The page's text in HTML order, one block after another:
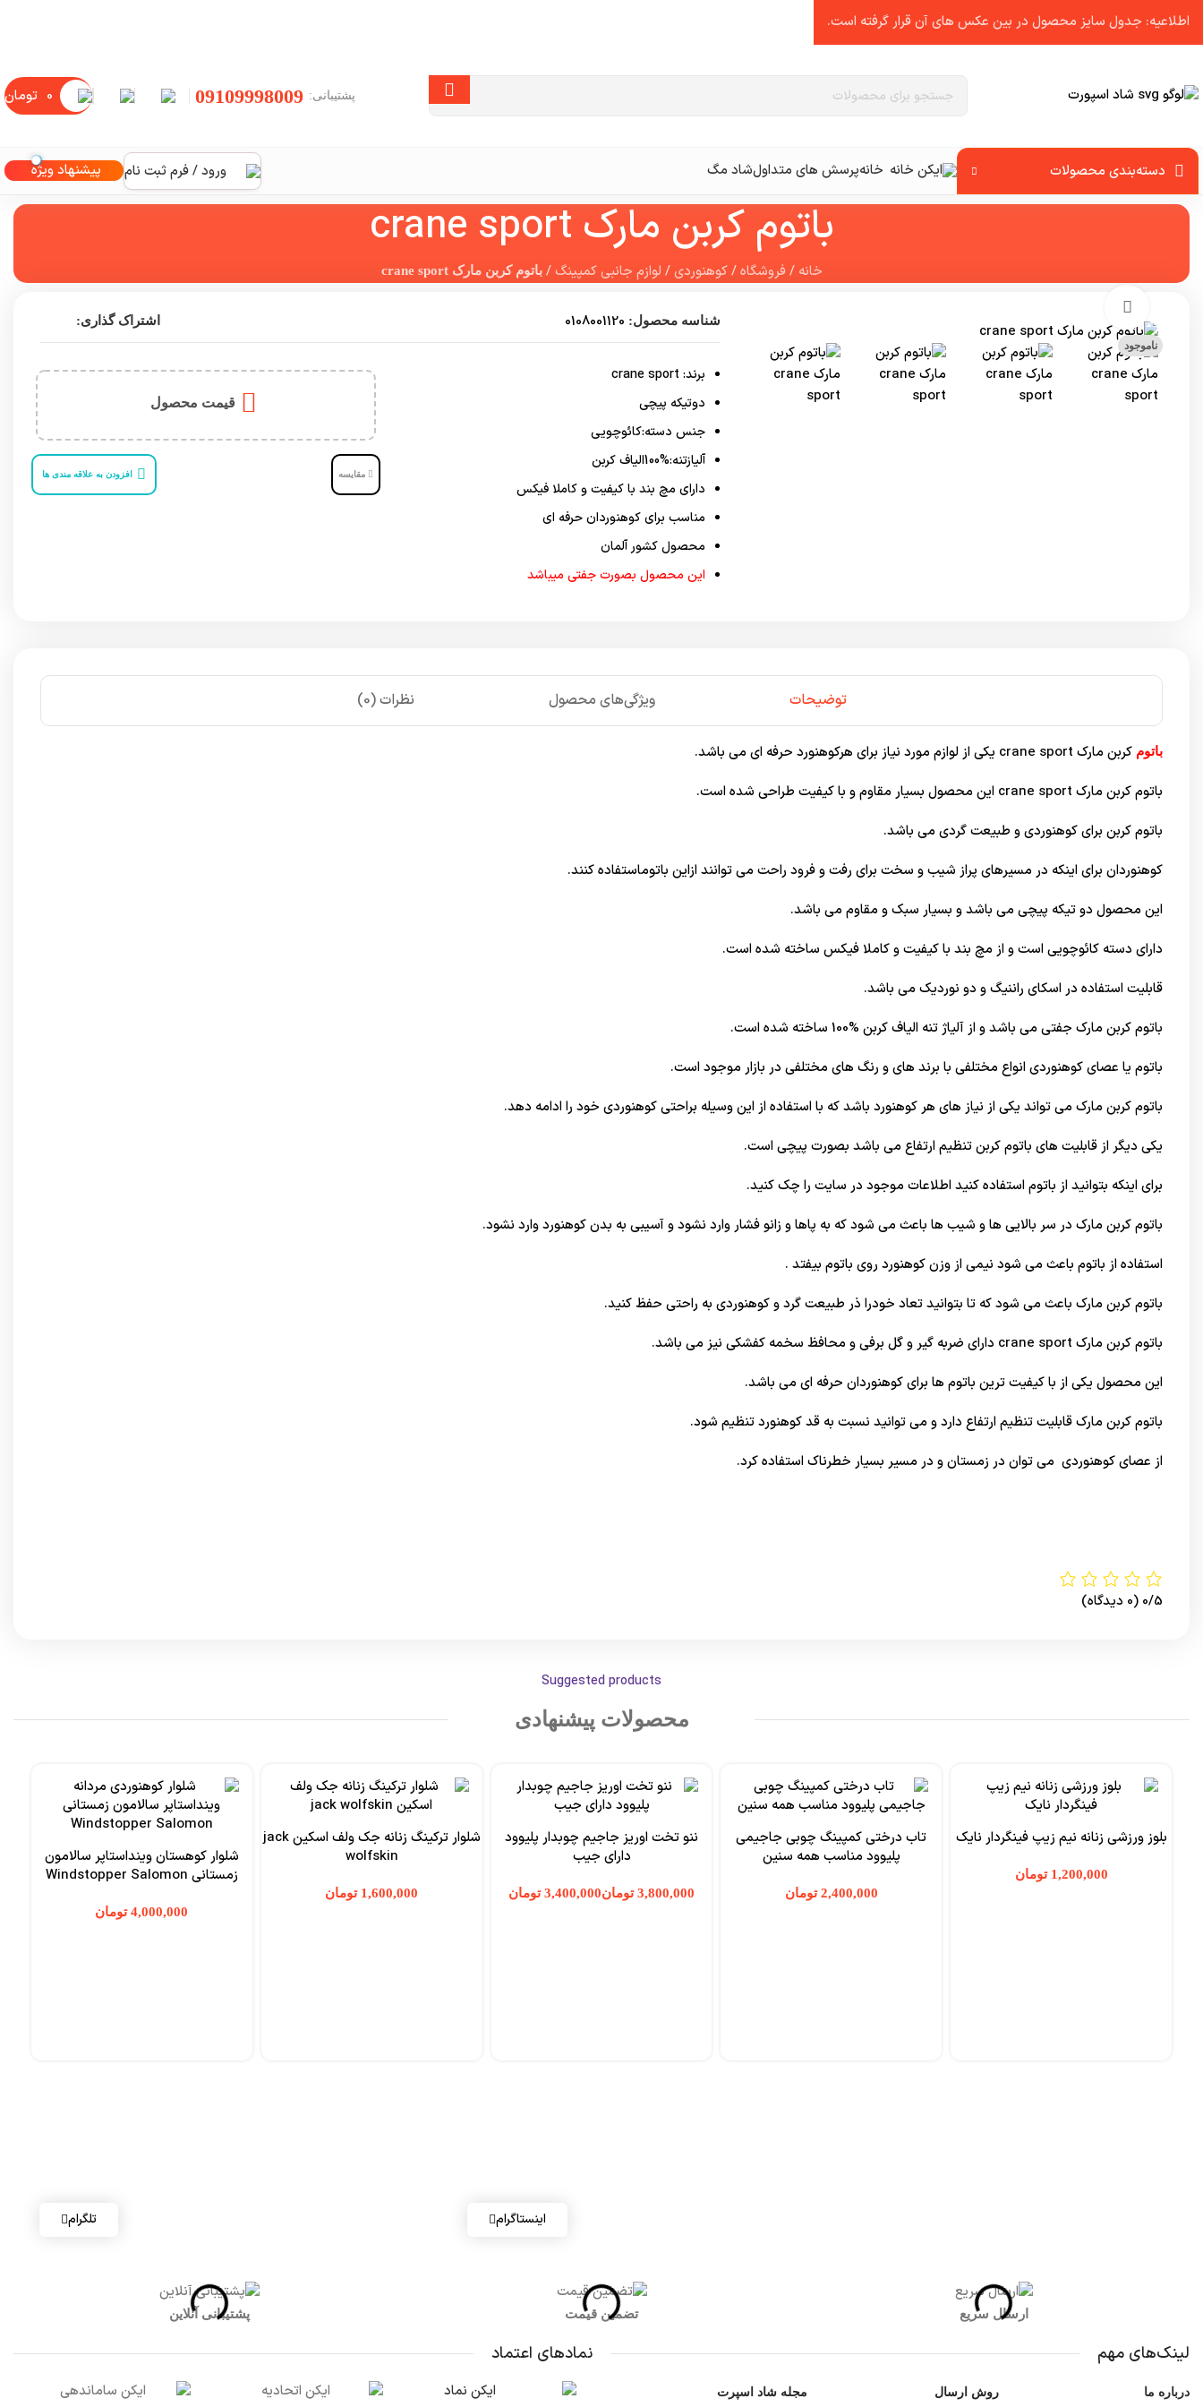
پشتیبانی: 09109998009
0 تومان
دسته‌بندی محصولات خانهپرسش های متداولشاد مگ ورود / فرم ثبت نام پیشنهاد ویژه
باتوم کربن مارک crane sport
خانه /فروشگاه/کوهنوردی/ لوازم جانبی کمپینگ/باتوم کربن مارک crane sport
ناموجود
شناسه محصول: 0108001120 اشتراک گذاری:
برند: crane sport
دوتیکه پیچی
جنس دسته:کائوچویی
آلیازتنه:%100الیاف کربن
دارای مچ بند با کیفیت و کاملا فیکس
مناسب برای کوهنوردان حرفه ای
محصول کشور آلمان
این محصول بصورت جفتی میباشد
قیمت محصول
مقایسه افزودن به علاقه مندی ها
توضیحات ویژگی‌های محصول نظرات (0)
باتوم کربن مارک crane sport یکی از لوازم مورد نیاز برای هرکوهنورد حرفه ای می باشد.
باتوم کربن مارک crane sport این محصول بسیار مقاوم و با کیفیت طراحی شده است.
باتوم کربن برای کوهنوردی و طبیعت گردی می باشد.
کوهنوردان برای اینکه در مسیرهای پراز شیب و سخت برای رفت و فرود راحت می توانند ازاین باتوماستفاده کنند.
این محصول دو تیکه پیچی می باشد و بسیار سبک و مقاوم می باشد.
دارای دسته کائوچویی است و از مچ بند با کیفیت و کاملا فیکس ساخته شده است.
قابلیت استفاده در اسکای راننیگ و دو نوردیک می باشد.
باتوم کربن مارک جفتی می باشد و از آلیاژ تنه الیاف کربن %100 ساخته شده است.
باتوم یا عصای کوهنوردی انواع مختلفی با برند های و رنگ های مختلفی در بازار موجود است.
باتوم کربن مارک می تواند یکی از نیاز های هر کوهنورد باشد که با استفاده از این وسیله براحتی کوهنوردی خود را ادامه دهد.
یکی دیگر از قابلیت های باتوم کربن تنظیم ارتفاع می باشد بصورت پیچی است.
برای اینکه بتوانید از باتوم استفاده کنید اطلاعات موجود در سایت را چک کنید.
باتوم کربن مارک در سر بالایی ها و شیب ها باعث می شود که به پاها و زانو فشار وارد نشود و آسیبی به بدن کوهنورد وارد نشود.
استفاده از باتوم باعث می شود نیمی از وزن کوهنورد روی باتوم بیفتد .
باتوم کربن مارک باعث می شود که تا بتوانید تعاد خودرا ذر طبیعت گرد و کوهنوردی به راحتی حفظ کنید.
باتوم کربن مارک crane sport دارای ضربه گیر و گل برفی و محافظ سخمه کفشکی نیز می باشد.
این محصول یکی از با کیفیت ترین باتوم ها برای کوهنوردان حرفه ای می باشد.
باتوم کربن مارک قابلیت تنظیم ارتفاع دارد و می توانید نسبت به قد کوهنورد تنظیم شود.
از عصای کوهنوردی می توان در زمستان و در مسیر بسیار خطرناک استفاده کرد.
0/5 (0 دیدگاه)
Suggested products
محصولات پیشنهادی
بلوز ورزشی زنانه نیم زیپ فینگردار نایک
تومان
تاب درختی کمپینگ چوبی جاجیمی
پلیوود مناسب همه سنین
تومان
ننو تخت اوریز جاجیم چوبدار پلیوود
دارای جیب
تومان تومان
شلوار ترکینگ زنانه جک ولف اسکین jack
wolfskin
تومان
شلوار کوهستان وینداستاپر سالامون
زمستانی Windstopper Salomon
تومان
اینستاگرام تلگرام
ارسال سریع تضمین قیمت پشتیبانی آنلاین
لینک‌های مهم
درباره ما روش ارسال مجله شاد اسپرت
نمادهای اعتماد
اطلاعیه: جدول سایز محصول در بین عکس ‌های آن قرار گرفته است.